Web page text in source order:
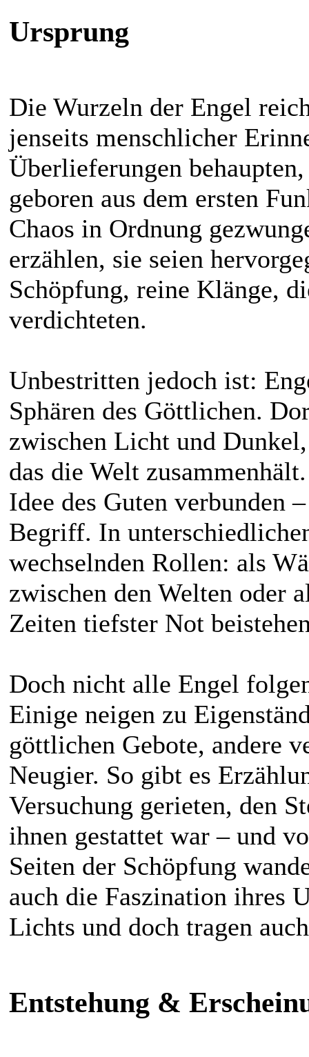
Ursprung
Die Wurzeln der Engel
jenseits menschlicher
Überlieferungen
geboren aus dem ersten
Chaos in Ordnung
erzählen, sie seien
Schöpfung, reine Klänge,
verdichteten.
Unbestritten jedoch ist:
Sphären des Göttlichen.
zwischen Licht und
das die Welt
Idee des Guten verbunden
Begriff. In
wechselnden Rollen: als
zwischen den Welten oder
Zeiten tiefster Not
Doch nicht alle Engel
Einige neigen zu
göttlichen Gebote, andere
Neugier. So gibt es
Versuchung gerieten, den
ihnen gestattet war – und
Seiten der Schöpfung
auch die Faszination ihres
Lichts und doch tragen
Entstehung &